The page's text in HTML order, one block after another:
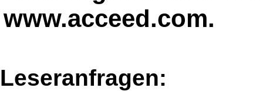
www.acceed.com.
Leseranfragen: